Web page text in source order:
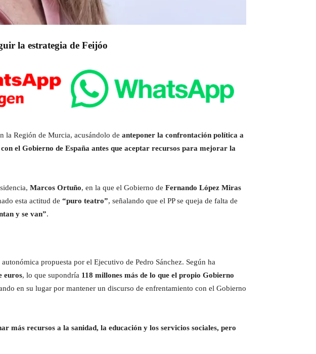
la estrategia de Feijóo
la Región de Murcia, acusándolo de anteponer la confrontación política a
el Gobierno de España antes que aceptar recursos para mejorar la
Marcos Ortuño, en la que el Gobierno de Fernando López Miras
esta actitud de “puro teatro”, señalando que el PP se queja de falta de
y se van”.
propuesta por el Ejecutivo de Pedro Sánchez. Según ha
euros, lo que supondría 118 millones más de lo que el propio Gobierno
en su lugar por mantener un discurso de enfrentamiento con el Gobierno
más recursos a la sanidad, la educación y los servicios sociales, pero